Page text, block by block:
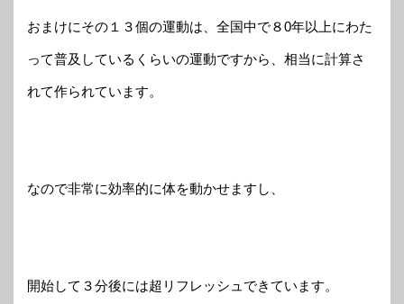
おまけにその１３個の運動は、全国中で８0年以上にわた
って普及しているくらいの運動ですから、相当に計算さ
れて作られています。
なので非常に効率的に体を動かせますし、
開始して３分後には超リフレッシュできています。